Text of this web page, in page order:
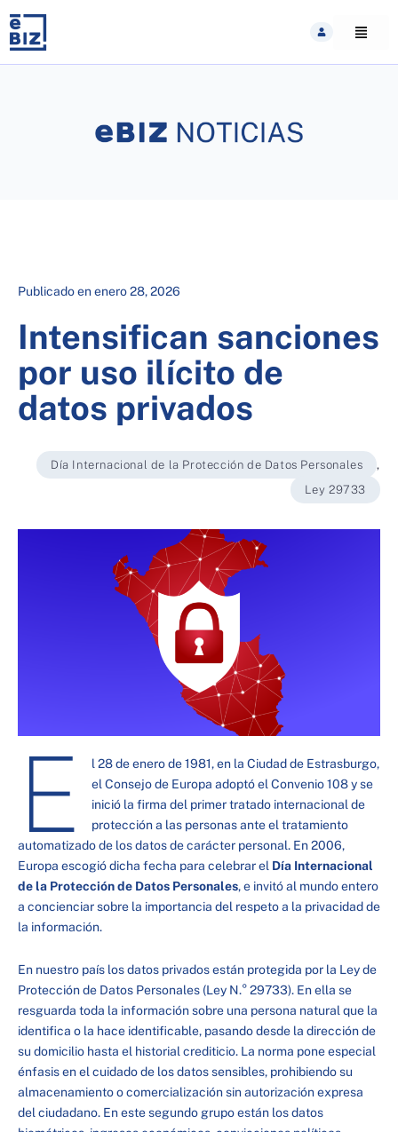
content
Publicado enenero 28, 2026
Intensifican sanciones
por uso ilícito de
datos privados
Día Internacional de la Protección de Datos Personales
,
Ley 29733
E
l 28 de enero de 1981, en la Ciudad de Estrasburgo,
el Consejo de Europa adoptó el Convenio 108 y se
inició la firma del primer tratado internacional de
protección a las personas ante el tratamiento
automatizado de los datos de carácter personal. En 2006,
Europa escogió dicha fecha para celebrar el Día Internacional
de la Protección de Datos Personales, e invitó al mundo entero
a concienciar sobre la importancia del respeto a la privacidad de
la información.
En nuestro país los datos privados están protegida por la Ley de
Protección de Datos Personales (Ley N.° 29733). En ella se
resguarda toda la información sobre una persona natural que la
identifica o la hace identificable, pasando desde la dirección de
su domicilio hasta el historial crediticio. La norma pone especial
énfasis en el cuidado de los datos sensibles, prohibiendo su
almacenamiento o comercialización sin autorización expresa
del ciudadano. En este segundo grupo están los datos